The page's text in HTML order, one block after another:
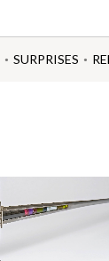
SURPRISES